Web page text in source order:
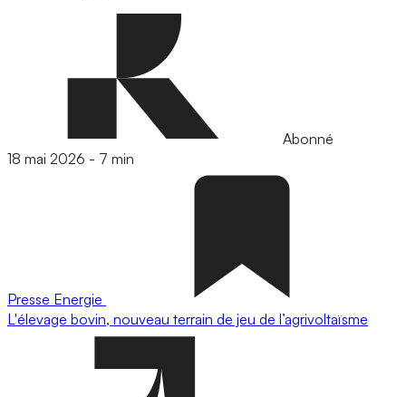
Abonné
18 mai 2026 - 7 min
Presse Energie
L'élevage bovin, nouveau terrain de jeu de l’agrivoltaïsme